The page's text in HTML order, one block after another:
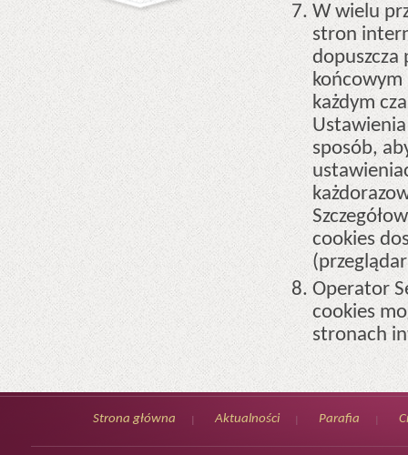
W wielu
stron
dopuszcza
końcowym
każdym
sposób,
cookies
Operator
cookies
stronach
Strona główna Aktualności Parafia